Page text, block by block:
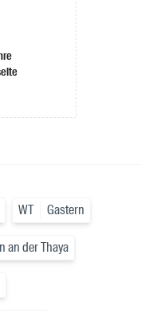
WT Gastern
an der Thaya